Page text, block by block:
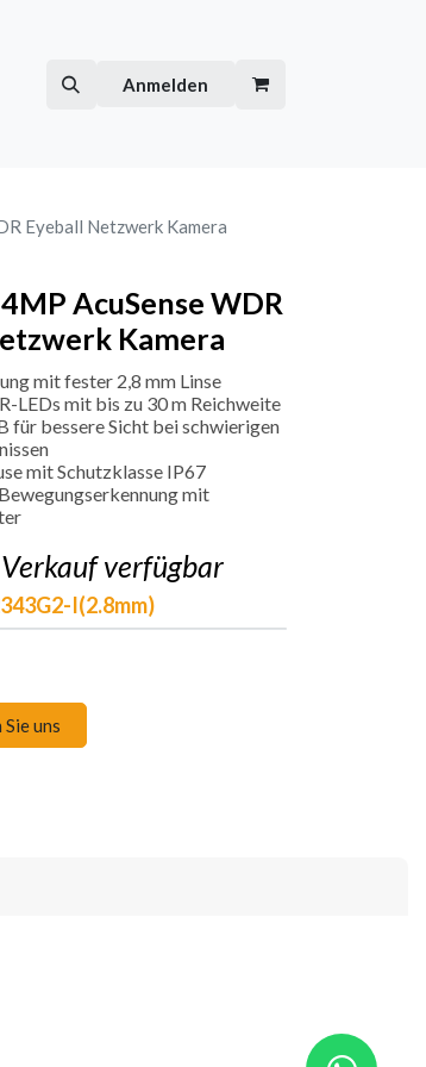
Anmelden
Eyeball Netzwerk Kamera
AcuSense WDR
Kamera
mit fester 2,8 mm Linse
LEDs mit bis zu 30 m Reichweite
für bessere Sicht bei schwierigen
mit Schutzklasse IP67
mit
verfügbar
I(2.8mm)
uns